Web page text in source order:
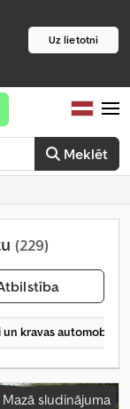
Uz lietotni
Meklēt
(229)
kravas automobiļi
Mazā sludinājuma